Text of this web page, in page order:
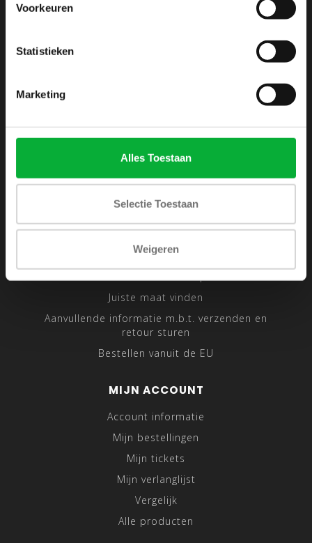
Voorkeuren
Statistieken
Marketing
Alles Toestaan
Selectie Toestaan
Weigeren
Disclaimer
Privacy Policy
Sitemap
Traveling Tailor
Juiste maat vinden
Aanvullende informatie m.b.t. verzenden en
retour sturen
Bestellen vanuit de EU
MIJN ACCOUNT
Account informatie
Mijn bestellingen
Mijn tickets
Mijn verlanglijst
Vergelijk
Alle producten